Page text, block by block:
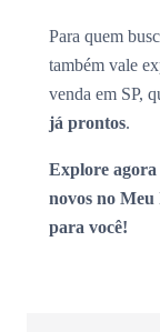
Para quem
também vale
venda em SP,
já prontos.
Explore agora
novos no Meu
para você!